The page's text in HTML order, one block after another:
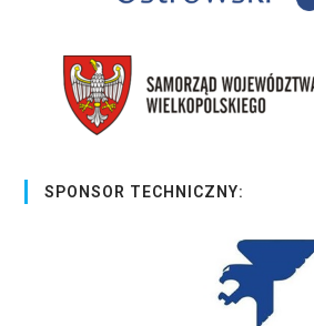
SPONSOR TECHNICZNY: